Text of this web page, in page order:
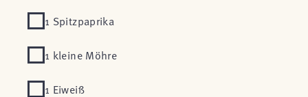
1 Spitzpaprika
1 kleine Möhre
1 Eiweiß